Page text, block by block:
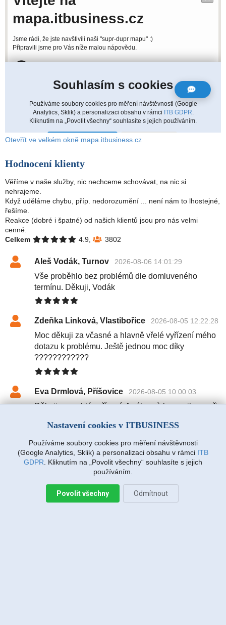
Otevřít ve velkém okně mapa.itbusiness.cz
Hodnocení klienty
Věříme v naše služby, nic nechceme schovávat, na nic si
nehrajeme.
Když uděláme chybu, příp. nedorozumění ... není nám to lhostejné,
řešíme.
Reakce (dobré i špatné) od našich klientů jsou pro nás velmi
cenné.
Celkem
4.9, 3802
Aleš Vodák, Turnov 2026-08-06 14:01:29
Vše proběhlo bez problémů dle domluveného
termínu. Děkuji, Vodák
Zdeňka Linková, Vlastibořice 2026-08-05 12:22:28
Moc děkuji za včasné a hlavně vřelé vyřízení mého
dotazu k problému. Ještě jednou moc díky
????????????
Eva Drmlová, Příšovice 2026-08-05 10:00:03
Děkuji za rychlé vyřízení. A výbornà komunikace při
Martin Vanda, Bakov nad Jizerou
2026-08-04 20:33:07
Jiří Sadílek, Liberec 2026-08-03 20:08:43
Nastavení cookies v ITBUSINESS
Používáme soubory cookies pro měření návštěvnosti
(Google Analytics, Sklik) a personalizaci obsahu v rámci ITB
GDPR . Kliknutím na „Povolit všechny“ souhlasíte s jejich
používáním.
Povolit všechny Odmítnout